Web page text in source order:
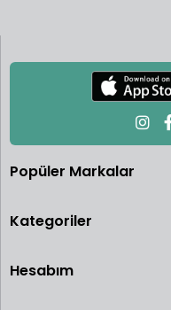
Popüler Markalar
Kategoriler
Hesabım